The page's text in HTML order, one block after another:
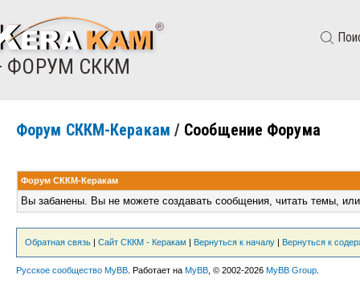
ФОРУМ СККМ
Форум СККМ-Керакам / Сообщение Форума
Форум СККМ-Керакам
Вы забанены. Вы не можете создавать сообщения, читать темы,
Обратная связь | Сайт СККМ - Керакам | Вернуться к началу | Вернуться к
Русское сообщество MyBB . Работает на MyBB , © 2002-2026 MyBB Group